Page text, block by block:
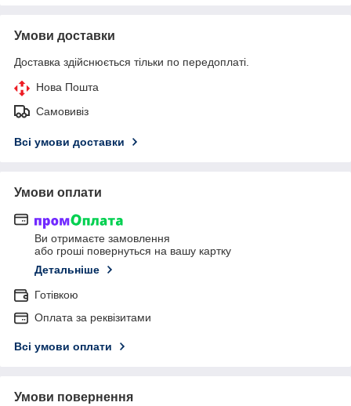
Умови доставки
Доставка здійснюється тільки по передоплаті.
Нова Пошта
Самовивіз
Всі умови доставки
Умови оплати
Ви отримаєте замовлення
або гроші повернуться на вашу картку
Детальніше
Готівкою
Оплата за реквізитами
Всі умови оплати
Умови повернення